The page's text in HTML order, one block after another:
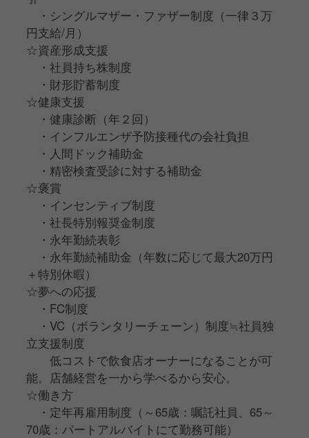
・シングルマザー・ファザー制度（一律３万
円支給/月）
☆資産形成支援
・社員持ち株制度
・財形貯蓄制度
☆健康支援
・健康診断（年２回）
・インフルエンザ予防接種代の会社負担
・人間ドック補助金
・精密検査受診に対する補助金
☆褒賞
・インセンティブ制度
・社⻑特別報奨金制度
・永年勤続表彰
・永年勤続補助金（年数に応じて最大20万円
＋特別休暇）
☆夢への応援
・FC制度
・VC（ボランタリーチェーン）制度≒社員独
立支援制度
低コストで飲食店オーナーになることが可
能。店舗経営を一から学べるから安心。
☆働き方
・定年再雇用制度（～65歳：嘱託社員、65～
70歳：パートアルバイトにて勤務可能）